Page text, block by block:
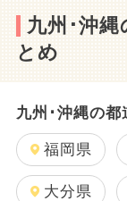
九州･沖
とめ
九州･沖縄の都
福岡県
大分県